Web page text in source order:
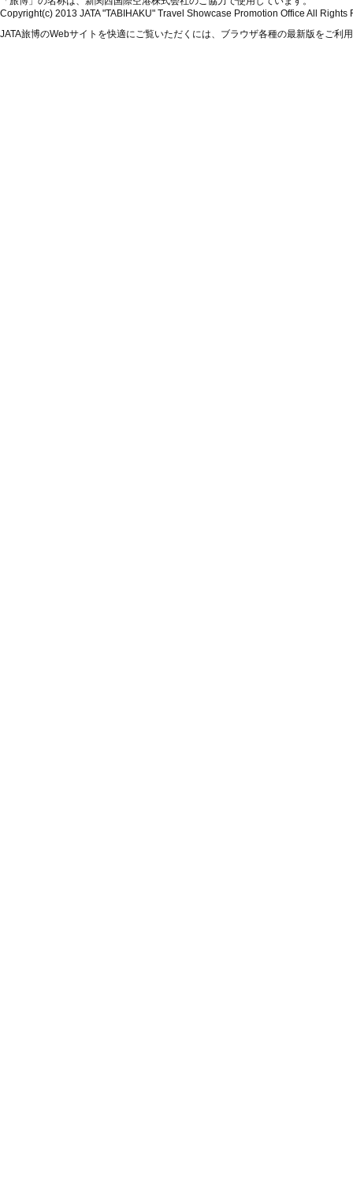
Copyright(c) 2013 JATA "TABIHAKU" Travel Showcase Promotion Office All Rights
JATA旅博のWebサイトを快適にご覧いただくには、ブラウザ各種の最新版をご利